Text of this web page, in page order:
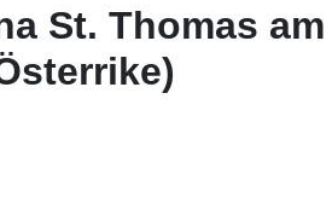
St. Thomas am